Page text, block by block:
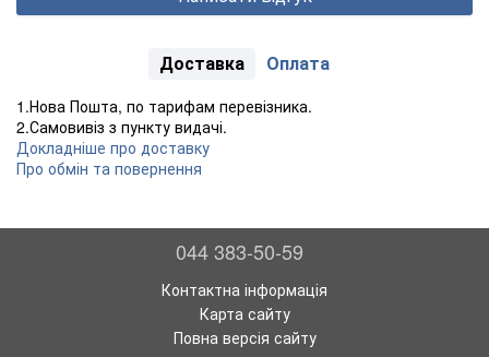
Доставка Оплата
1.Нова Пошта, по тарифам перевізника.
2.Самовивіз з пункту видачі.
Докладніше про доставку
Про обмін та повернення
044 383-50-59
Контактна інформація
Карта сайту
Повна версія сайту